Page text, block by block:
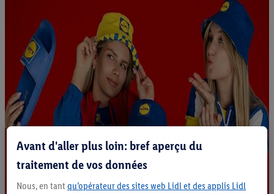
Avant d'aller plus loin: bref aperçu du
traitement de vos données
Nous, en tant qu’opérateur des sites web Lidl et des applis Lidl